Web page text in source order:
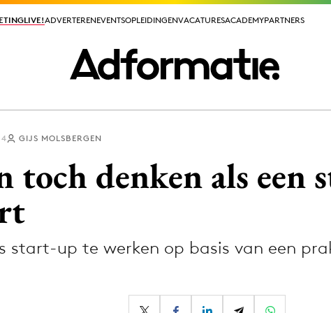
ADVERTERENEVENTSOPLEIDINGENVACATURESACADEMYPARTNERS
ADVERTERENEVENTSOPLEIDINGENVACATURESACADEMYPARTNERS
Media
PR
GIJS MOLSBERGEN
toch denken als een
start-up te werken op basis van een